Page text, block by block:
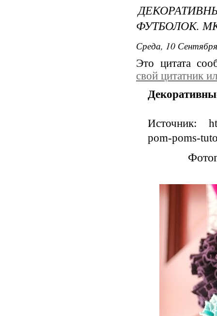
ФУТБОЛОК.
Среда, 10
Это цитата
свой цитатник
Источник:
pom-poms-